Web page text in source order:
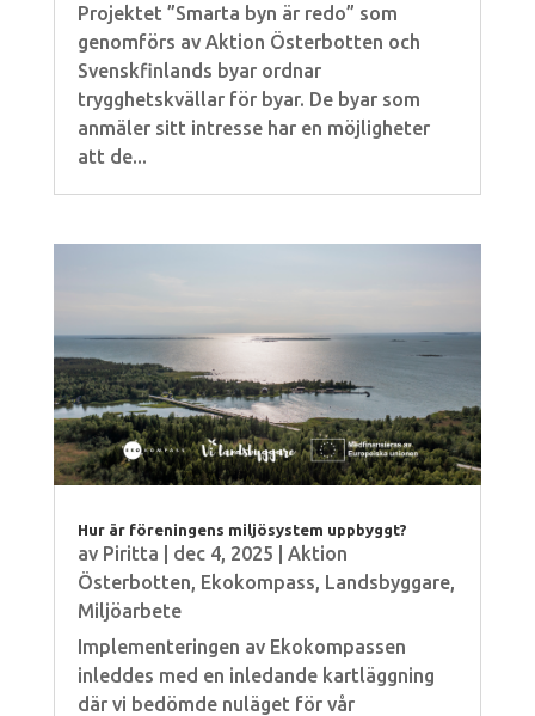
Projektet ”Smarta byn är redo” som
genomförs av Aktion Österbotten och
Svenskfinlands byar ordnar
trygghetskvällar för byar. De byar som
anmäler sitt intresse har en möjligheter
att de...
Hur är föreningens miljösystem uppbyggt?
av Piritta dec 4, 2025
Aktion
Österbotten, Ekokompass, Landsbyggare,
Miljöarbete
Implementeringen av Ekokompassen
inleddes med en inledande kartläggning
där vi bedömde nuläget för vår